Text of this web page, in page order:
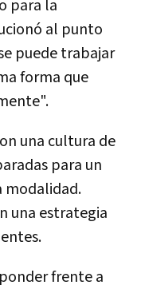
para la
al punto
puede trabajar
forma que
una cultura de
para un
modalidad.
una estrategia
frente a